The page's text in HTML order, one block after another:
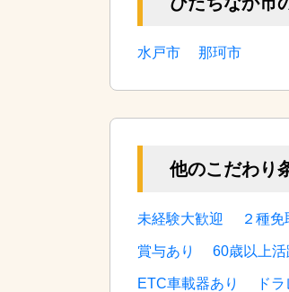
ひたちなか市
水戸市 那珂市
他のこだわり